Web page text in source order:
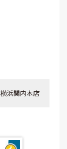
横浜関内本店